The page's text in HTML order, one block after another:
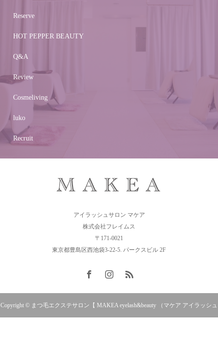
Reserve
HOT PEPPER BEAUTY
Q&A
Review
Cosmeliving
luko
Recruit
アイラッシュサロン マケア
株式会社フレイムス
〒171-0021
東京都豊島区西池袋3-22-5. パークスビル 2F
Copyright © まつ毛エクステサロン【 MAKEA eyelash&beauty （マケア アイラッシュ